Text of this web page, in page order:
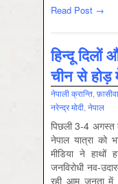
Read Post →
हिन्दू दिलों
चीन से
नेपाली क्रान्ति,
नरेन्‍द्र मोदी, नेपाल
पिछली 3-4 अगस्त
नेपाल यात्रा को
मीडिया ने
जनविरोधी नव-
रही आम जनता में